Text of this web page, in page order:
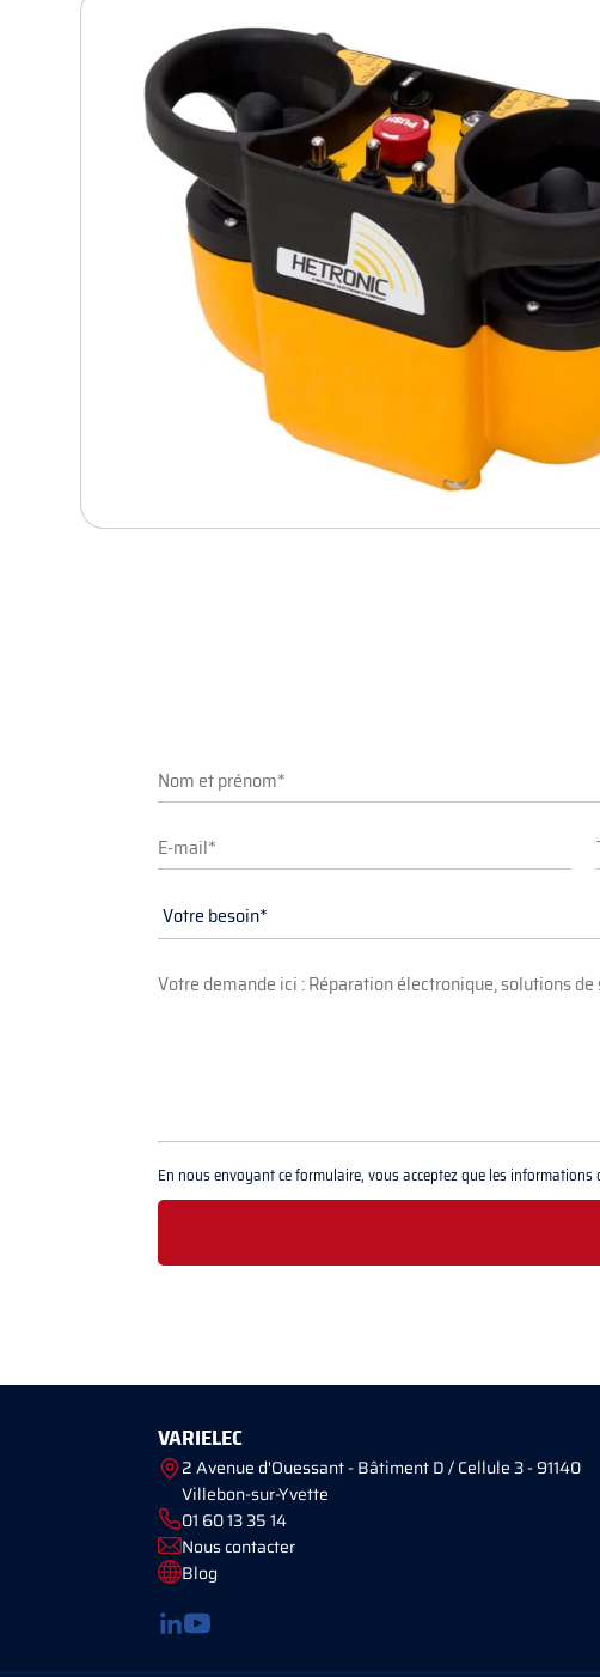
En nous envoyant ce formulaire, vous acceptez que les
VARIELEC
2 Avenue d'Ouessant - Bâtiment D / Cellule 3 - 91140
Villebon-sur-Yvette
01 60 13 35 14
Nous contacter
Blog